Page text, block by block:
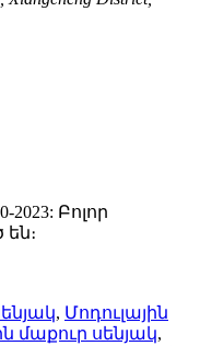
Բոլոր
, Մոդուլային
մաքուր սենյակ,